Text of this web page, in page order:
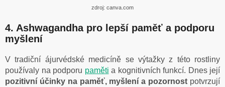
zdroj: canva.com
4. Ashwagandha pro lepší paměť a podporu
myšlení
V tradiční ájurvédské medicíně se výtažky z této rostliny
používaly na podporu paměti a kognitivních funkcí. Dnes její
pozitivní účinky na paměť, myšlení a pozornost potvrzují